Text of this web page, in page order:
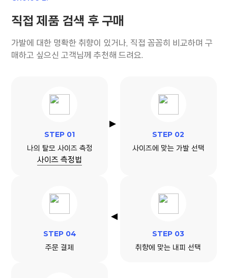
직접 제품 검색 후 구매
가발에 대한 명확한 취향이 있거나, 직접 꼼꼼히 비교하며 구
매하고 싶으신 고객님께 추천해 드려요.
STEP 01
나의 탈모 사이즈 측정
사이즈 측정법
STEP 02
사이즈에 맞는 가발 선택
STEP 04
주문 결제
STEP 03
취향에 맞는 내피 선택